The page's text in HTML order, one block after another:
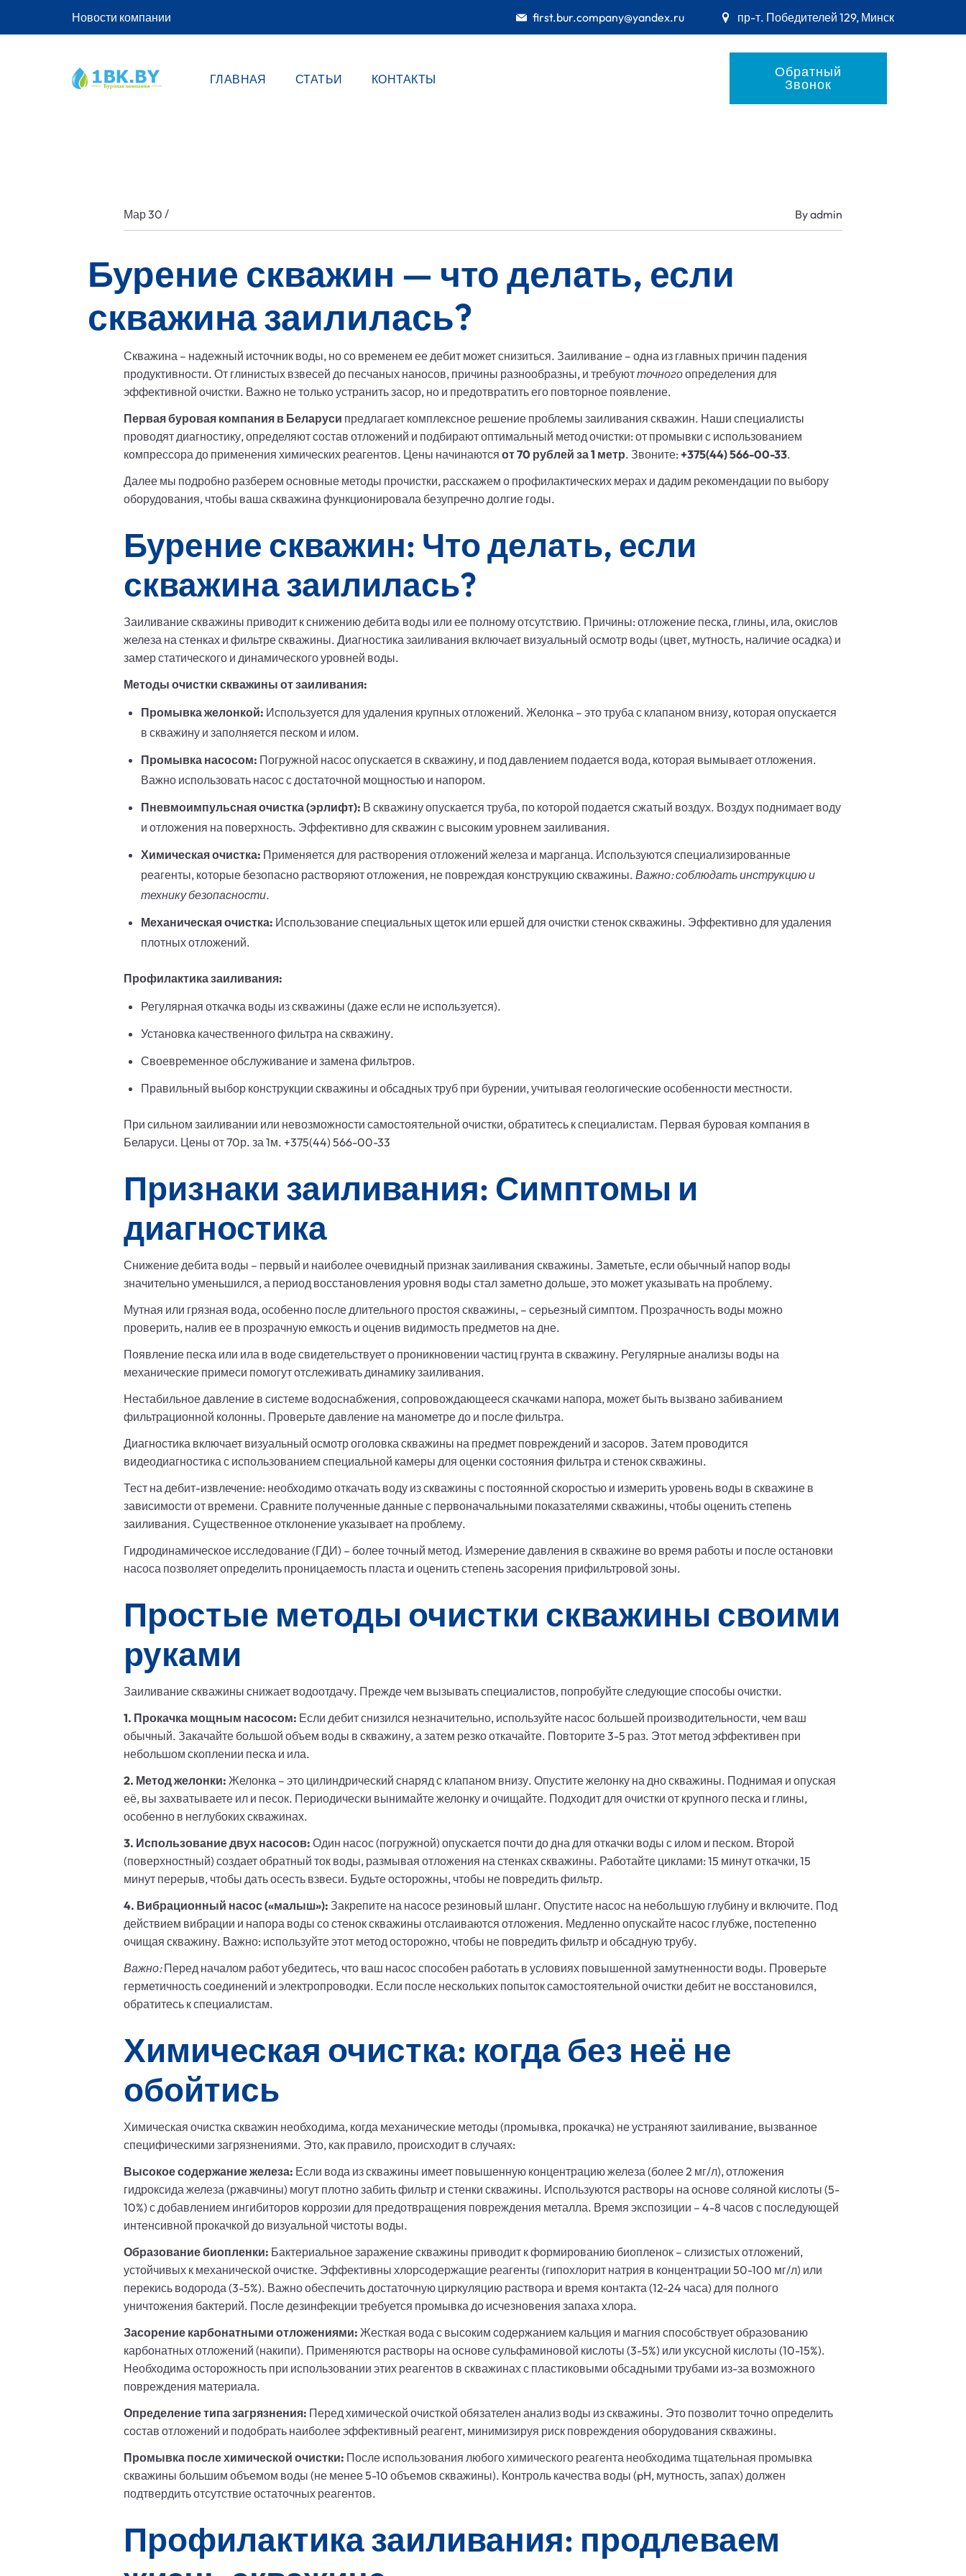
Новости компании first.bur.company@yandex.ru пр-т. Победителей 129, Минск
ГЛАВНАЯ СТАТЬИ КОНТАКТЫ Обратный
Звонок
Мар 30 / Byadmin
Бурение скважин — что делать, если
скважина заилилась?
Скважина – надежный источник воды, но со временем ее дебит может снизиться. Заиливание – одна из главных причин падения
продуктивности. От глинистых взвесей до песчаных наносов, причины разнообразны, и требуютточногоопределения для
эффективной очистки. Важно не только устранить засор, но и предотвратить его повторное появление.
Первая буровая компания в Беларуси предлагает комплексное решение проблемы заиливания скважин. Наши специалисты
проводят диагностику, определяют состав отложений и подбирают оптимальный метод очистки: от промывки с использованием
компрессора до применения химических реагентов. Цены начинаются от 70 рублей за 1 метр. Звоните: +375(44) 566-00-33.
Далее мы подробно разберем основные методы прочистки, расскажем о профилактических мерах и дадим рекомендации по выбору
оборудования, чтобы ваша скважина функционировала безупречно долгие годы.
Бурение скважин: Что делать, если
скважина заилилась?
Заиливание скважины приводит к снижению дебита воды или ее полному отсутствию. Причины: отложение песка, глины, ила, окислов
железа на стенках и фильтре скважины. Диагностика заиливания включает визуальный осмотр воды (цвет, мутность, наличие осадка) и
замер статического и динамического уровней воды.
Методы очистки скважины от заиливания:
Промывка желонкой: Используется для удаления крупных отложений. Желонка – это труба с клапаном внизу, которая опускается
в скважину и заполняется песком и илом.
Промывка насосом: Погружной насос опускается в скважину, и под давлением подается вода, которая вымывает отложения.
Важно использовать насос с достаточной мощностью и напором.
Пневмоимпульсная очистка (эрлифт): В скважину опускается труба, по которой подается сжатый воздух. Воздух поднимает воду
и отложения на поверхность. Эффективно для скважин с высоким уровнем заиливания.
Химическая очистка: Применяется для растворения отложений железа и марганца. Используются специализированные
реагенты, которые безопасно растворяют отложения, не повреждая конструкцию скважины. Важно: соблюдать инструкцию и
технику безопасности.
Механическая очистка: Использование специальных щеток или ершей для очистки стенок скважины. Эффективно для удаления
плотных отложений.
Профилактика заиливания:
Регулярная откачка воды из скважины (даже если не используется).
Установка качественного фильтра на скважину.
Своевременное обслуживание и замена фильтров.
Правильный выбор конструкции скважины и обсадных труб при бурении, учитывая геологические особенности местности.
При сильном заиливании или невозможности самостоятельной очистки, обратитесь к специалистам. Первая буровая компания в
Беларуси. Цены от 70р. за 1м. +375(44) 566-00-33
Признаки заиливания: Симптомы и
диагностика
Снижение дебита воды – первый и наиболее очевидный признак заиливания скважины. Заметьте, если обычный напор воды
значительно уменьшился, а период восстановления уровня воды стал заметно дольше, это может указывать на проблему.
Мутная или грязная вода, особенно после длительного простоя скважины, – серьезный симптом. Прозрачность воды можно
проверить, налив ее в прозрачную емкость и оценив видимость предметов на дне.
Появление песка или ила в воде свидетельствует о проникновении частиц грунта в скважину. Регулярные анализы воды на
механические примеси помогут отслеживать динамику заиливания.
Нестабильное давление в системе водоснабжения, сопровождающееся скачками напора, может быть вызвано забиванием
фильтрационной колонны. Проверьте давление на манометре до и после фильтра.
Диагностика включает визуальный осмотр оголовка скважины на предмет повреждений и засоров. Затем проводится
видеодиагностика с использованием специальной камеры для оценки состояния фильтра и стенок скважины.
Тест на дебит-извлечение: необходимо откачать воду из скважины с постоянной скоростью и измерить уровень воды в скважине в
зависимости от времени. Сравните полученные данные с первоначальными показателями скважины, чтобы оценить степень
заиливания. Существенное отклонение указывает на проблему.
Гидродинамическое исследование (ГДИ) – более точный метод. Измерение давления в скважине во время работы и после остановки
насоса позволяет определить проницаемость пласта и оценить степень засорения прифильтровой зоны.
Простые методы очистки скважины своими
руками
Заиливание скважины снижает водоотдачу. Прежде чем вызывать специалистов, попробуйте следующие способы очистки.
1. Прокачка мощным насосом: Если дебит снизился незначительно, используйте насос большей производительности, чем ваш
обычный. Закачайте большой объем воды в скважину, а затем резко откачайте. Повторите 3-5 раз. Этот метод эффективен при
небольшом скоплении песка и ила.
2. Метод желонки: Желонка – это цилиндрический снаряд с клапаном внизу. Опустите желонку на дно скважины. Поднимая и опуская
её, вы захватываете ил и песок. Периодически вынимайте желонку и очищайте. Подходит для очистки от крупного песка и глины,
особенно в неглубоких скважинах.
3. Использование двух насосов: Один насос (погружной) опускается почти до дна для откачки воды с илом и песком. Второй
(поверхностный) создает обратный ток воды, размывая отложения на стенках скважины. Работайте циклами: 15 минут откачки, 15
минут перерыв, чтобы дать осесть взвеси. Будьте осторожны, чтобы не повредить фильтр.
4. Вибрационный насос («малыш»): Закрепите на насосе резиновый шланг. Опустите насос на небольшую глубину и включите. Под
действием вибрации и напора воды со стенок скважины отслаиваются отложения. Медленно опускайте насос глубже, постепенно
очищая скважину. Важно: используйте этот метод осторожно, чтобы не повредить фильтр и обсадную трубу.
Важно:Перед началом работ убедитесь, что ваш насос способен работать в условиях повышенной замутненности воды. Проверьте
герметичность соединений и электропроводки. Если после нескольких попыток самостоятельной очистки дебит не восстановился,
обратитесь к специалистам.
Химическая очистка: когда без неё не
обойтись
Химическая очистка скважин необходима, когда механические методы (промывка, прокачка) не устраняют заиливание, вызванное
специфическими загрязнениями. Это, как правило, происходит в случаях:
Высокое содержание железа: Если вода из скважины имеет повышенную концентрацию железа (более 2 мг/л), отложения
гидроксида железа (ржавчины) могут плотно забить фильтр и стенки скважины. Используются растворы на основе соляной кислоты (5-
10%) с добавлением ингибиторов коррозии для предотвращения повреждения металла. Время экспозиции – 4-8 часов с последующей
интенсивной прокачкой до визуальной чистоты воды.
Образование биопленки: Бактериальное заражение скважины приводит к формированию биопленок – слизистых отложений,
устойчивых к механической очистке. Эффективны хлорсодержащие реагенты (гипохлорит натрия в концентрации 50-100 мг/л) или
перекись водорода (3-5%). Важно обеспечить достаточную циркуляцию раствора и время контакта (12-24 часа) для полного
уничтожения бактерий. После дезинфекции требуется промывка до исчезновения запаха хлора.
Засорение карбонатными отложениями: Жесткая вода с высоким содержанием кальция и магния способствует образованию
карбонатных отложений (накипи). Применяются растворы на основе сульфаминовой кислоты (3-5%) или уксусной кислоты (10-15%).
Необходима осторожность при использовании этих реагентов в скважинах с пластиковыми обсадными трубами из-за возможного
повреждения материала.
Определение типа загрязнения: Перед химической очисткой обязателен анализ воды из скважины. Это позволит точно определить
состав отложений и подобрать наиболее эффективный реагент, минимизируя риск повреждения оборудования скважины.
Промывка после химической очистки: После использования любого химического реагента необходима тщательная промывка
скважины большим объемом воды (не менее 5-10 объемов скважины). Контроль качества воды (pH, мутность, запах) должен
подтвердить отсутствие остаточных реагентов.
Профилактика заиливания: продлеваем